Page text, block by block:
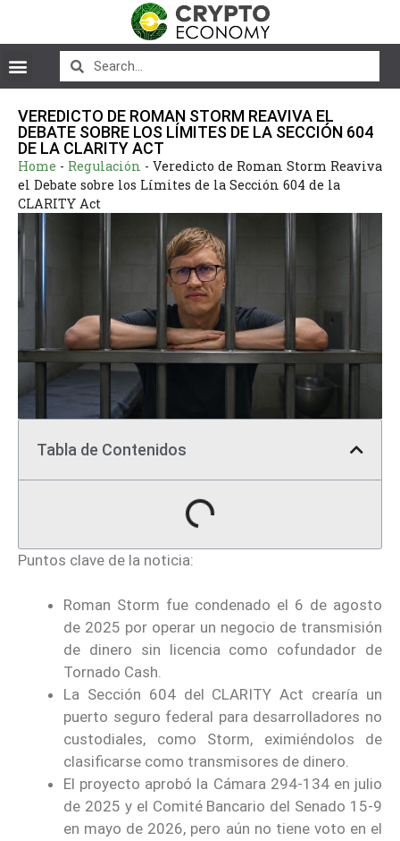
VEREDICTO DE ROMAN STORM REAVIVA EL
DEBATE SOBRE LOS LÍMITES DE LA SECCIÓN 604
DE LA CLARITY ACT
Home - Regulación - Veredicto de Roman Storm Reaviva
el Debate sobre los Límites de la Sección 604 de la
CLARITY Act
Tabla de Contenidos
Puntos clave de la noticia:
Roman Storm fue condenado el 6 de agosto
de 2025 por operar un negocio de transmisión
de dinero sin licencia como cofundador de
Tornado Cash.
La Sección 604 del CLARITY Act crearía un
puerto seguro federal para desarrolladores no
custodiales, como Storm, eximiéndolos de
clasificarse como transmisores de dinero.
El proyecto aprobó la Cámara 294-134 en julio
de 2025 y el Comité Bancario del Senado 15-9
en mayo de 2026, pero aún no tiene voto en el